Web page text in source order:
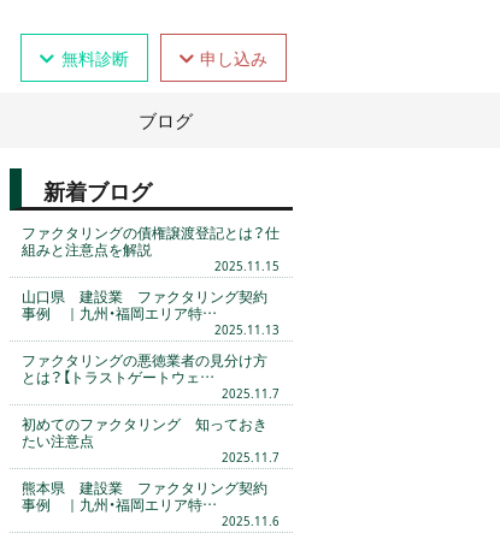
無料診断 申し込み
ブログ
新着ブログ
ファクタリングの債権譲渡登記とは？仕
組みと注意点を解説
2025.11.15
山口県 建設業 ファクタリング契約
事例 ｜九州・福岡エリア特…
2025.11.13
ファクタリングの悪徳業者の見分け方
とは？【トラストゲートウェ…
2025.11.7
初めてのファクタリング 知っておき
たい注意点
2025.11.7
熊本県 建設業 ファクタリング契約
事例 ｜九州・福岡エリア特…
2025.11.6